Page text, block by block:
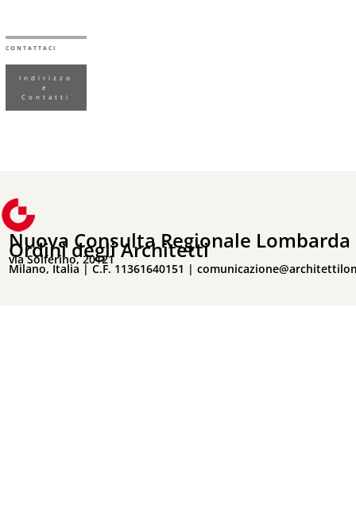
CONTATTACI
Indirizzo
e
Contatti
Nuova Consulta Regionale
Ordini degli Architetti
via Solferino, 20121
Milano, Italia | C.F. 11361640151 |